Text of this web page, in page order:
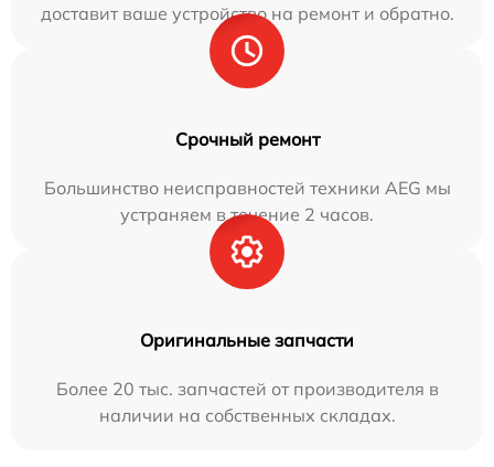
доставит ваше устройство на ремонт и обратно.
Срочный ремонт
Большинство неисправностей техники AEG мы
устраняем в течение 2 часов.
Оригинальные запчасти
Более 20 тыс. запчастей от производителя в
наличии на собственных складах.